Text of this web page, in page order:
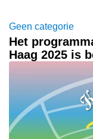
Geen categorie
Het
Haag 2025 is